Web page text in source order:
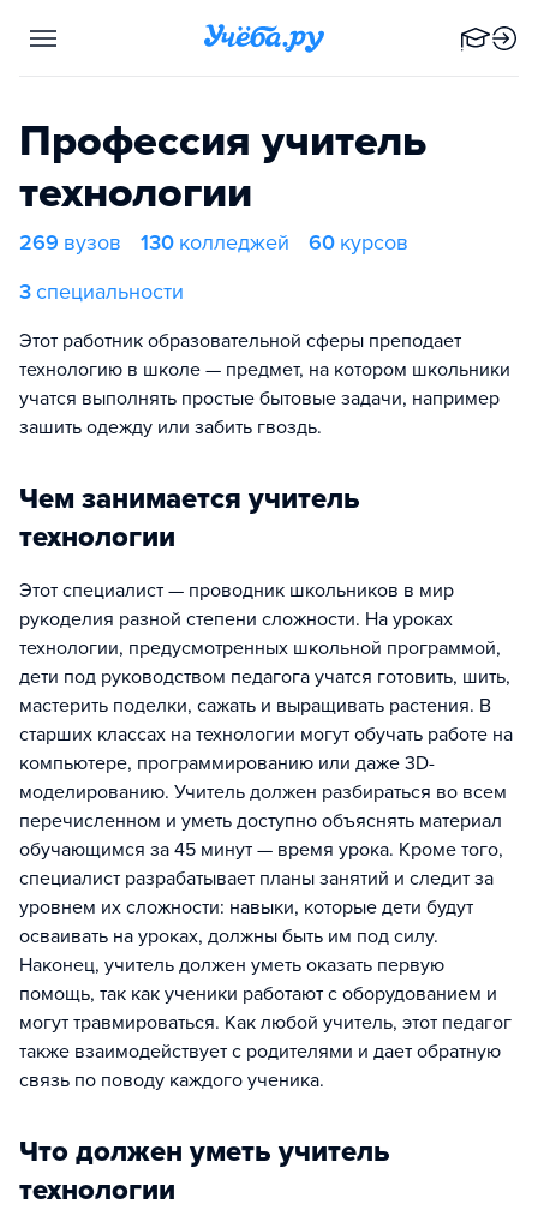
Профессия учитель
технологии
269 вузов 130 колледжей 60 курсов
3специальности
Этот работник образовательной сферы преподает
технологию в школе — предмет, на котором школьники
учатся выполнять простые бытовые задачи, например
зашить одежду или забить гвоздь.
Чем занимается учитель
технологии
Этот специалист — проводник школьников в мир
рукоделия разной степени сложности. На уроках
технологии, предусмотренных школьной программой,
дети под руководством педагога учатся готовить, шить,
мастерить поделки, сажать и выращивать растения. В
старших классах на технологии могут обучать работе на
компьютере, программированию или даже 3D-
моделированию. Учитель должен разбираться во всем
перечисленном и уметь доступно объяснять материал
обучающимся за 45 минут — время урока. Кроме того,
специалист разрабатывает планы занятий и следит за
уровнем их сложности: навыки, которые дети будут
осваивать на уроках, должны быть им под силу.
Наконец, учитель должен уметь оказать первую
помощь, так как ученики работают с оборудованием и
могут травмироваться. Как любой учитель, этот педагог
также взаимодействует с родителями и дает обратную
связь по поводу каждого ученика.
Что должен уметь учитель
технологии